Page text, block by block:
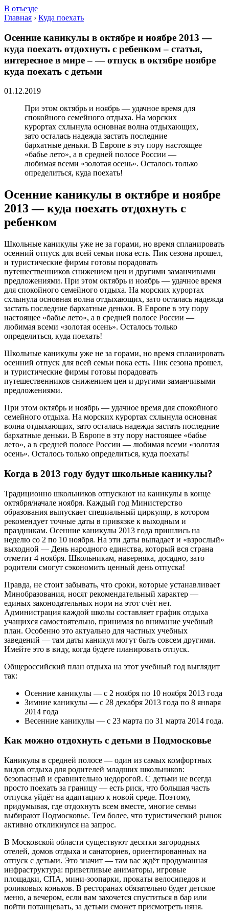
В отъезде
Главная › Куда поехать
Осенние каникулы в октябре и ноябре 2013 —
куда поехать отдохнуть с ребенком – статья,
интересное в мире – — отпуск в октябре ноябре
куда поехать с детьми
01.12.2019
При этом октябрь и ноябрь — удачное время для
спокойного семейного отдыха. На морских
курортах схлынула основная волна отдыхающих,
зато осталась надежда застать последние
бархатные деньки. В Европе в эту пору настоящее
«бабье лето», а в средней полосе России —
любимая всеми «золотая осень». Осталось только
определиться, куда поехать!
Осенние каникулы в октябре и ноябре
2013 — куда поехать отдохнуть с
ребенком
Школьные каникулы уже не за горами, но время спланировать
осенний отпуск для всей семьи пока есть. Пик сезона прошел,
и туристические фирмы готовы порадовать
путешественников снижением цен и другими заманчивыми
предложениями. При этом октябрь и ноябрь — удачное время
для спокойного семейного отдыха. На морских курортах
схлынула основная волна отдыхающих, зато осталась надежда
застать последние бархатные деньки. В Европе в эту пору
настоящее «бабье лето», а в средней полосе России —
любимая всеми «золотая осень». Осталось только
определиться, куда поехать!
Школьные каникулы уже не за горами, но время спланировать
осенний отпуск для всей семьи пока есть. Пик сезона прошел,
и туристические фирмы готовы порадовать
путешественников снижением цен и другими заманчивыми
предложениями.
При этом октябрь и ноябрь — удачное время для спокойного
семейного отдыха. На морских курортах схлынула основная
волна отдыхающих, зато осталась надежда застать последние
бархатные деньки. В Европе в эту пору настоящее «бабье
лето», а в средней полосе России — любимая всеми «золотая
осень». Осталось только определиться, куда поехать!
Когда в 2013 году будут школьные каникулы?
Традиционно школьников отпускают на каникулы в конце
октября/начале ноября. Каждый год Министерство
образования выпускает специальный циркуляр, в котором
рекомендует точные даты в привязке к выходным и
праздникам. Осенние каникулы 2013 года пришлись на
неделю со 2 по 10 ноября. На эти даты выпадает и «взрослый»
выходной — День народного единства, который вся страна
отметит 4 ноября. Школьникам, наверняка, досадно, зато
родители смогут сэкономить ценный день отпуска!
Правда, не стоит забывать, что сроки, которые устанавливает
Минобразования, носят рекомендательный характер —
единых законодательных норм на этот счёт нет.
Администрация каждой школы составляет график отдыха
учащихся самостоятельно, принимая во внимание учебный
план. Особенно это актуально для частных учебных
заведений — там даты каникул могут быть совсем другими.
Имейте это в виду, когда будете планировать отпуск.
Общероссийский план отдыха на этот учебный год выглядит
так:
Осенние каникулы — с 2 ноября по 10 ноября 2013 года
Зимние каникулы — с 28 декабря 2013 года по 8 января
2014 года
Весенние каникулы — с 23 марта по 31 марта 2014 года.
Как можно отдохнуть с детьми в Подмосковье
Каникулы в средней полосе — один из самых комфортных
видов отдыха для родителей младших школьников:
безопасный и сравнительно недорогой. С детьми не всегда
просто поехать за границу — есть риск, что большая часть
отпуска уйдёт на адаптацию к новой среде. Поэтому,
придумывая, где отдохнуть всем вместе, многие семьи
выбирают Подмосковье. Тем более, что туристический рынок
активно откликнулся на запрос.
В Московской области существуют десятки загородных
отелей, домов отдыха и санаториев, ориентированных на
отпуск с детьми. Это значит — там вас ждёт продуманная
инфраструктура: приветливые аниматоры, игровые
площадки, СПА, мини-зоопарки, прокаты велосипедов и
роликовых коньков. В ресторанах обязательно будет детское
меню, а вечером, если вам захочется спуститься в бар или
пойти потанцевать, за детьми сможет присмотреть няня.